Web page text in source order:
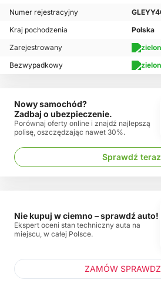
Numer rejestracyjny
Kraj pochodzenia
Polska
Zarejestrowany
Bezwypadkowy
Nowy samochód?
Zadbaj o ubezpieczenie.
Porównaj oferty online i znajdź najlepszą
polisę, oszczędzając nawet 30%.
Sprawdź teraz
Nie kupuj w ciemno – sprawdź auto!
Ekspert oceni stan techniczny auta na
miejscu, w całej Polsce.
ZAMÓW